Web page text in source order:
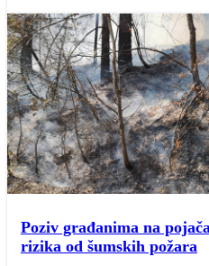
Poziv građanima na
rizika od šumskih požara